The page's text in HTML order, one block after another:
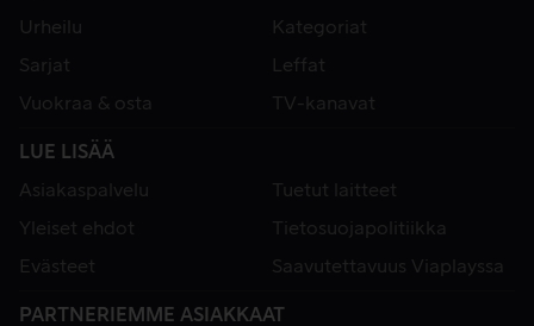
Urheilu
Kategoriat
Sarjat
Leffat
Vuokraa & osta
TV-kanavat
LUE LISÄÄ
Asiakaspalvelu
Tuetut laitteet
Yleiset ehdot
Tietosuojapolitiikka
Evästeet
Saavutettavuus Viaplayssa
PARTNERIEMME ASIAKKAAT